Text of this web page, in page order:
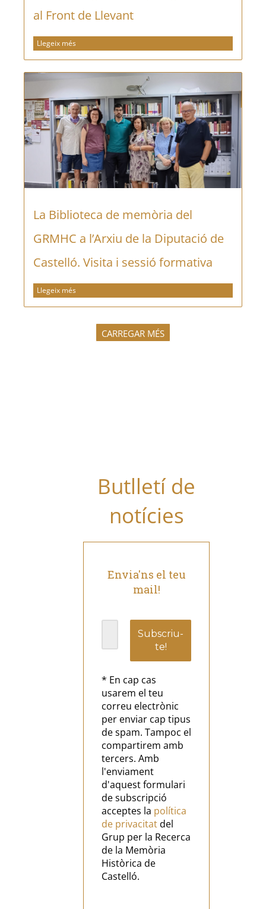
al Front de Llevant
Llegeix més
La Biblioteca de memòria del
GRMHC a l’Arxiu de la Diputació de
Castelló. Visita i sessió formativa
Llegeix més
CARREGAR MÉS
Butlletí de
notícies
Envia'ns el teu
mail!
* En cap cas
usarem el teu
correu electrònic
per enviar cap tipus
de spam. Tampoc el
compartirem amb
tercers. Amb
l'enviament
d'aquest formulari
de subscripció
acceptes la política
de privacitatdel
Grup per la Recerca
de la Memòria
Històrica de
Castelló.